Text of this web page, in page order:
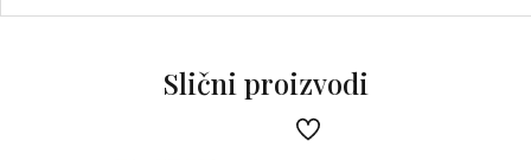
Slični proizvodi